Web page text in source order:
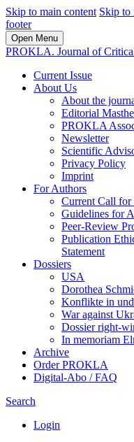
Skip to main content Skip to
footer
Open Menu
PROKLA. Journal of
Current Issue
About Us
About the
Editorial
PROKLA
Newsletter
Scientific
Privacy Policy
Imprint
For Authors
Current Call for
Guidelines for
Peer-Review
Publication
Statement
Dossiers
USA
Dorothea
Konflikte in
War against
Dossier right-
In me­mo­ri­am
Archive
Order PROKLA
Digital-Abo / FAQ
Search
Login